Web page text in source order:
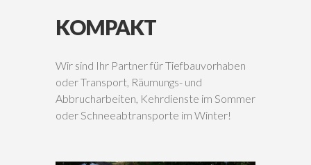
KOMPAKT
Wir sind Ihr Partner für Tiefbauvorhaben
oder Transport, Räumungs- und
Abbrucharbeiten, Kehrdienste im Sommer
oder Schneeabtransporte im Winter!